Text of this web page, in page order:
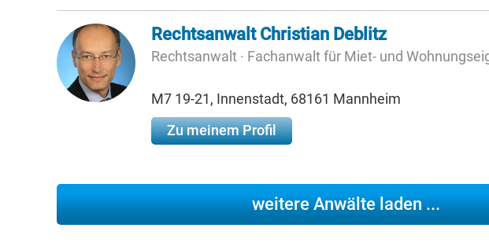
Rechtsanwalt Christian Deblitz
Rechtsanwalt · Fachanwalt für Miet- und
M7 19-21, Innenstadt, 68161 Mannheim
Zu meinem Profil
weitere Anwälte laden ...